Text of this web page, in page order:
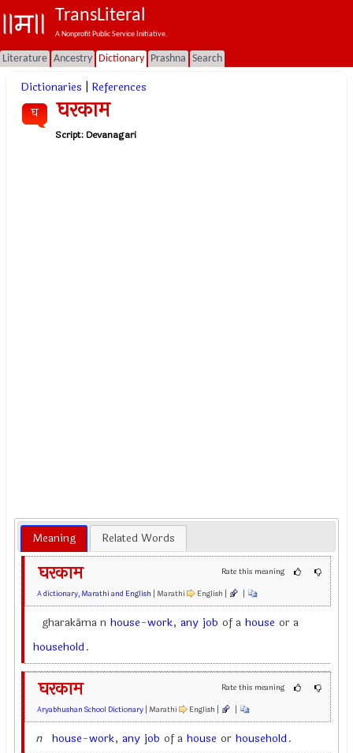
TransLiteral
A Nonprofit Public Service Initiative.
Literature Ancestry Dictionary Prashna Search
Dictionaries References
घ घरकाम
Script:Devanagari
Meaning Related Words
Rate this meaning
घरकाम
A dictionary, Marathi and English | Marathi English | |
gharakāma n house-work, any job of a house or a
household.
Rate this meaning
घरकाम
Aryabhushan School Dictionary | Marathi English | |
n house-work, any job of a house or household.